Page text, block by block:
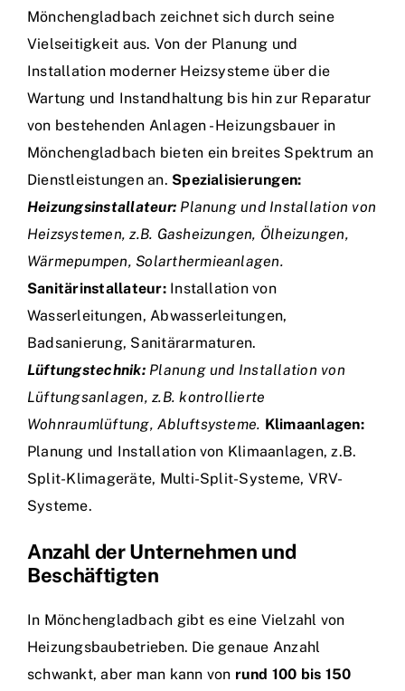
Mönchengladbach zeichnet sich durch seine
Vielseitigkeit aus. Von der Planung und
Installation moderner Heizsysteme über die
Wartung und Instandhaltung bis hin zur Reparatur
von bestehenden Anlagen - Heizungsbauer in
Mönchengladbach bieten ein breites Spektrum an
Dienstleistungen an. Spezialisierungen:
Heizungsinstallateur: Planung und Installation von
Heizsystemen, z.B. Gasheizungen, Ölheizungen,
Wärmepumpen, Solarthermieanlagen.
Sanitärinstallateur:Installation von
Wasserleitungen, Abwasserleitungen,
Badsanierung, Sanitärarmaturen.
Lüftungstechnik:Planung und Installation von
Lüftungsanlagen, z.B. kontrollierte
Wohnraumlüftung, Abluftsysteme. Klimaanlagen:
Planung und Installation von Klimaanlagen, z.B.
Split-Klimageräte, Multi-Split-Systeme, VRV-
Systeme.
Anzahl der Unternehmen und
Beschäftigten
In Mönchengladbach gibt es eine Vielzahl von
Heizungsbaubetrieben. Die genaue Anzahl
schwankt, aber man kann von rund 100 bis 150